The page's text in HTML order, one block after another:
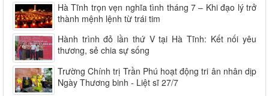
Hà Tĩnh trọn vẹn nghĩa tình tháng 7 – Khi đạo lý trở
thành mệnh lệnh từ trái tim
Hành trình đỏ lần thứ V tại Hà Tĩnh: Kết nối yêu
thương, sẻ chia sự sống
Trường Chính trị Trần Phú hoạt động tri ân nhân dịp
Ngày Thương binh - Liệt sĩ 27/7